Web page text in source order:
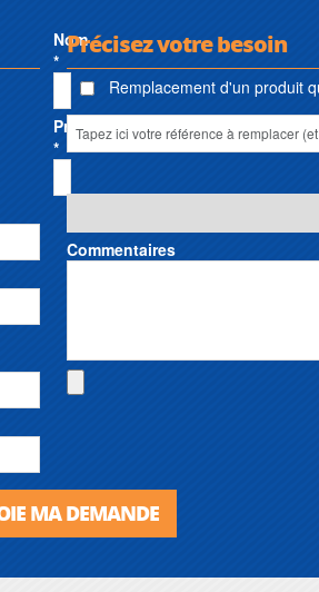
Nom
*
Prénom
*
Précisez votre besoin
Remplacement d'un produit
Commentaires
MA DEMANDE